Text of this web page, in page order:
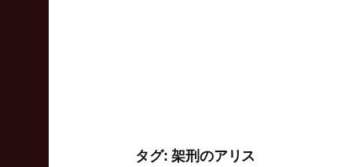
タグ:架刑のアリス